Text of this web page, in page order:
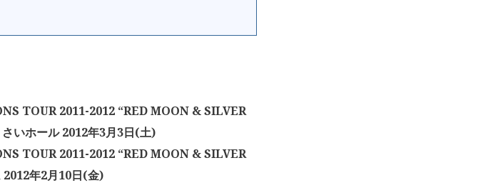
TOUR 2011-2012 “RED MOON & SILVER
いホール 2012年3月3日(土)
TOUR 2011-2012 “RED MOON & SILVER
2012年2月10日(金)